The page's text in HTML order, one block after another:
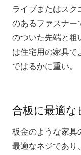
ライブまたはスク
のあるファスナー
のついた先端と粗
は住宅用の家具で
ではるかに重い。
合板に最適な
板金のような家具
最適なネジであり